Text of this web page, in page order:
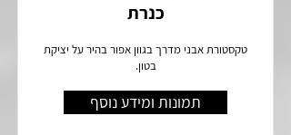
כנרת
טקסטורת אבני מדרך בגוון אפור בהיר על יציקת
בטון.
תמונות ומידע נוסף